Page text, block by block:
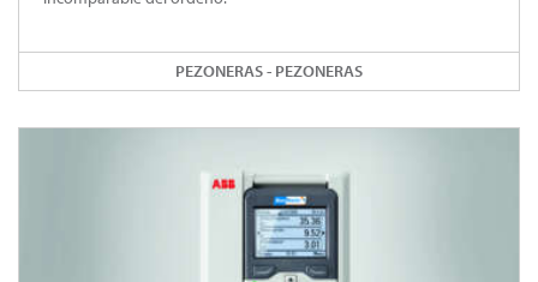
PEZONERAS - PEZONERAS